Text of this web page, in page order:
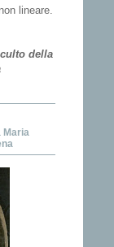
lineare.
della
Maria